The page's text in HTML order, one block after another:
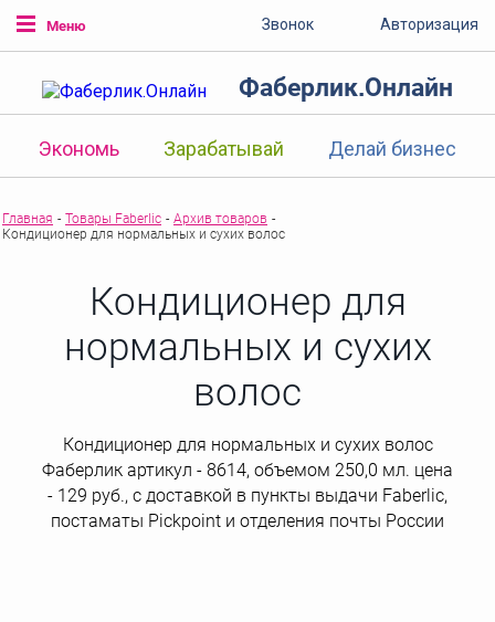
Меню Звонок Авторизация
Фаберлик.Онлайн
Экономь Зарабатывай Делай бизнес
Главная - Товары Faberlic - Архив товаров -
Кондиционер для нормальных и сухих волос
Кондиционер для
нормальных и сухих
волос
Кондиционер для нормальных и сухих волос
Фаберлик артикул - 8614, объемом 250,0 мл. цена
- 129 руб., с доставкой в пункты выдачи Faberlic,
постаматы Рickpoint и отделения почты России